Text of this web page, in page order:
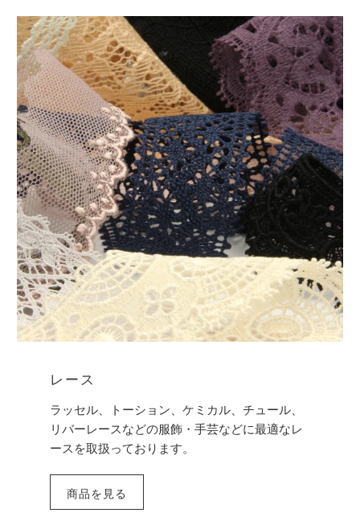
レース
ラッセル、トーション、ケミカル、チュール、
リバーレースなどの服飾・手芸などに最適なレ
ースを取扱っております。
商品を見る